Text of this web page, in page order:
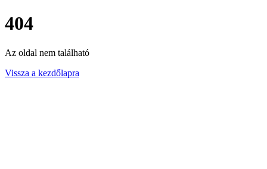
404
Az oldal nem található
Vissza a kezdőlapra